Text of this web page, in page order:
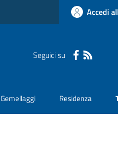
Accedi
Seguici su
Gemellaggi Residenza